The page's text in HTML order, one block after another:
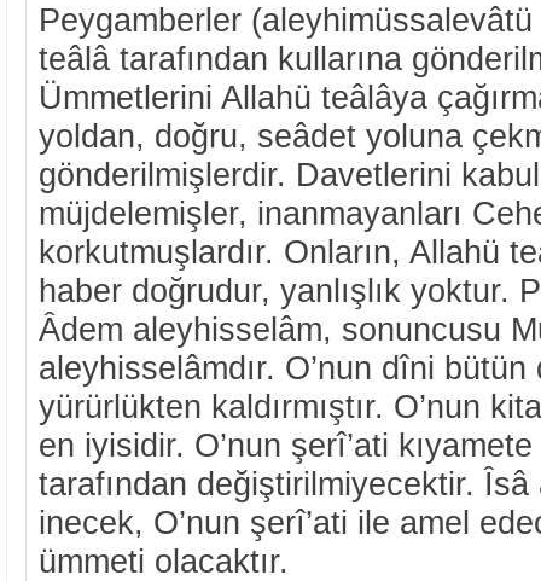
Peygamberler
teâlâ tarafından kullarına
Ümmetlerini Allahü teâlâya
yoldan, doğru, seâdet yoluna
gönderilmişlerdir. Davetlerini
müjdelemişler, inanmayanları
korkutmuşlardır. Onların, Allahü
haber doğrudur, yanlışlık yoktur.
Âdem aleyhisselâm, sonuncusu
aleyhisselâmdır. O’nun dîni
yürürlükten kaldırmıştır. O’nun
en iyisidir. O’nun şerî’ati
tarafından değiştirilmiyecektir.
inecek, O’nun şerî’ati ile amel
ümmeti olacaktır.